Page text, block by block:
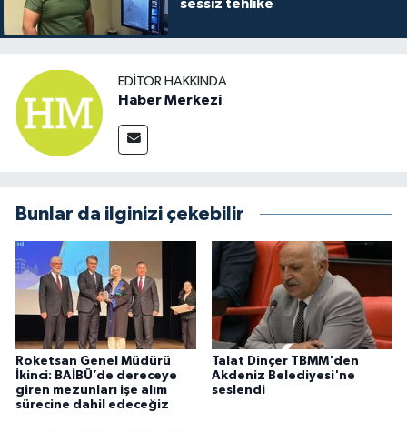
sessiz tehlike
EDITÖR HAKKINDA
Haber Merkezi
Bunlar da ilginizi çekebilir
Roketsan Genel Müdürü
İkinci: BAİBÜ’de dereceye
giren mezunları işe alım
sürecine dahil edeceğiz
Talat Dinçer TBMM'den
Akdeniz Belediyesi'ne
seslendi